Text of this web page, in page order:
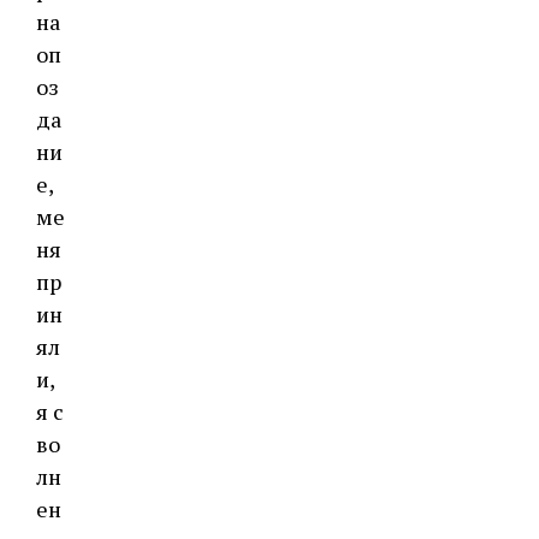
на
оп
оз
да
ни
е,
ме
ня
пр
ин
ял
и,
я с
во
лн
ен